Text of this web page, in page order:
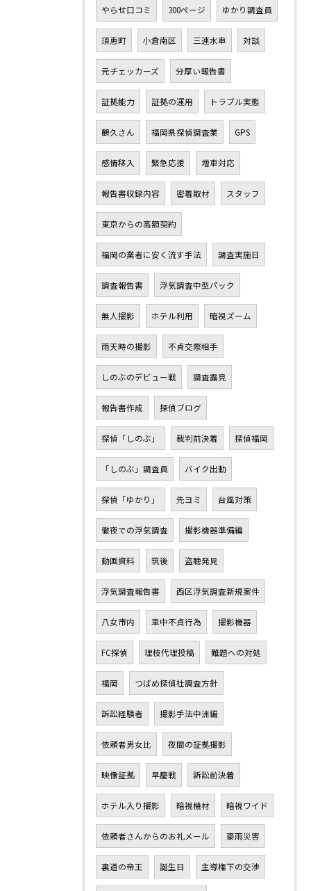
やらせ口コミ 300ページ ゆかり調査員
須恵町 小倉南区 三連水車 対談
元チェッカーズ 分厚い報告書
証拠能力 証拠の運用 トラブル実態
鶴久さん 福岡県探偵調査業 GPS
感情移入 緊急応援 増車対応
報告書収録内容 密着取材 スタッフ
東京からの高額契約
福岡の業者に安く流す手法 調査実施日
調査報告書 浮気調査中型パック
無人撮影 ホテル利用 暗視ズーム
雨天時の撮影 不貞交際相手
しのぶのデビュー戦 調査露見
報告書作成 探偵ブログ
探偵「しのぶ」 裁判前決着 探偵福岡
「しのぶ」調査員 バイク出動
探偵「ゆかり」 先ヨミ 台風対策
徹夜での浮気調査 撮影機器準備編
動画資料 筑後 盗聴発見
浮気調査報告書 西区浮気調査新規案件
八女市内 車中不貞行為 撮影機器
FC探偵 理枝代理投稿 難題への対処
福岡 つばめ探偵社調査方針
訴訟経験者 撮影手法中洲編
依頼者男女比 夜間の証拠撮影
映像証拠 早慶戦 訴訟前決着
ホテル入り撮影 暗視機材 暗視ワイド
依頼者さんからのお礼メール 豪雨災害
裏道の帝王 誕生日 主導権下の交渉